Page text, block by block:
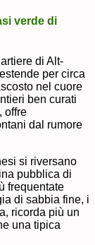
verde di
di Alt-
per circa
nel cuore
ben curati
offre
dal rumore
si riversano
pubblica di
frequentate
di sabbia fine, i
ricorda più un
una tipica